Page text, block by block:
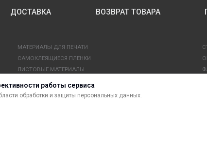
работы сервиса
обработки и защиты персональных данных.
ДОСТАВКА ВОЗВРАТ ТОВАРА
МАТЕРИАЛЫ ДЛЯ ПЕЧАТИ
САМОКЛЕЯЩИЕСЯ ПЛЕНКИ
ЛИСТОВЫЕ МАТЕРИАЛЫ
ИНСТРУМЕНТ